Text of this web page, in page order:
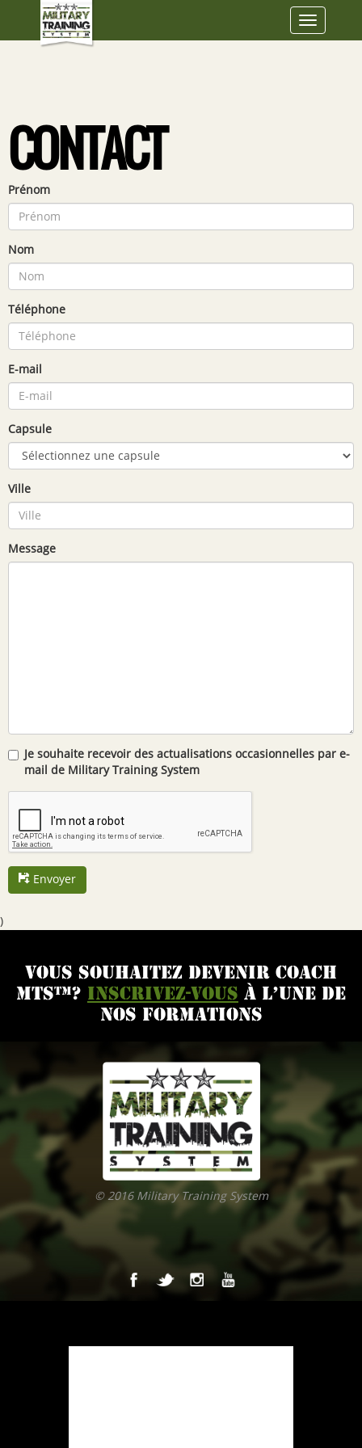
Toggle
CONTACT
Prénom
Nom
Téléphone
E-mail
Capsule
Ville
Message
Je souhaite recevoir des actualisations occasionnelles par e-
mail de Military Training System
Envoyer
)
VOUS SOUHAITEZ DEVENIR COACH
MTS™?
INSCRIVEZ-VOUS À L’UNE DE
NOS FORMATIONS
© 2016 Military Training System